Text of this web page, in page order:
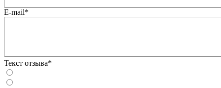
E-mail*
Текст отзыва*